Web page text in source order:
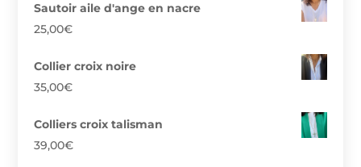
Sautoir aile d'ange en nacre
25,00€
Collier croix noire
35,00€
Colliers croix talisman
39,00€